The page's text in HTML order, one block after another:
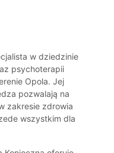
w dziedzinie
psychoterapii
Opola. Jej
pozwalają na
zakresie zdrowia
wszystkim dla